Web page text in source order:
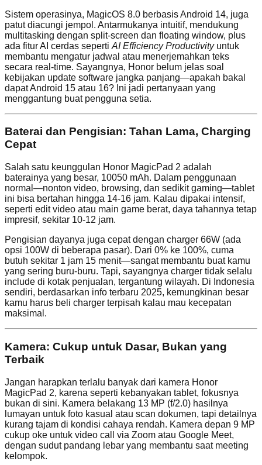
Sistem operasinya, MagicOS 8.0 berbasis Android 14, juga
patut diacungi jempol. Antarmukanya intuitif, mendukung
multitasking dengan split-screen dan floating window, plus
ada fitur AI cerdas seperti AI Efficiency Productivityuntuk
membantu mengatur jadwal atau menerjemahkan teks
secara real-time. Sayangnya, Honor belum jelas soal
kebijakan update software jangka panjang—apakah bakal
dapat Android 15 atau 16? Ini jadi pertanyaan yang
menggantung buat pengguna setia.
Baterai dan Pengisian: Tahan Lama, Charging
Cepat
Salah satu keunggulan Honor MagicPad 2 adalah
baterainya yang besar, 10050 mAh. Dalam penggunaan
normal—nonton video, browsing, dan sedikit gaming—tablet
ini bisa bertahan hingga 14-16 jam. Kalau dipakai intensif,
seperti edit video atau main game berat, daya tahannya tetap
impresif, sekitar 10-12 jam.
Pengisian dayanya juga cepat dengan charger 66W (ada
opsi 100W di beberapa pasar). Dari 0% ke 100%, cuma
butuh sekitar 1 jam 15 menit—sangat membantu buat kamu
yang sering buru-buru. Tapi, sayangnya charger tidak selalu
include di kotak penjualan, tergantung wilayah. Di Indonesia
sendiri, berdasarkan info terbaru 2025, kemungkinan besar
kamu harus beli charger terpisah kalau mau kecepatan
maksimal.
Kamera: Cukup untuk Dasar, Bukan yang
Terbaik
Jangan harapkan terlalu banyak dari kamera Honor
MagicPad 2, karena seperti kebanyakan tablet, fokusnya
bukan di sini. Kamera belakang 13 MP (f/2.0) hasilnya
lumayan untuk foto kasual atau scan dokumen, tapi detailnya
kurang tajam di kondisi cahaya rendah. Kamera depan 9 MP
cukup oke untuk video call via Zoom atau Google Meet,
dengan sudut pandang lebar yang membantu saat meeting
kelompok.